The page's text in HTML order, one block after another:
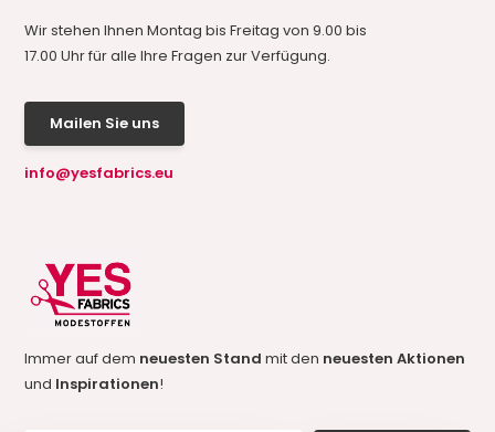
Wir stehen Ihnen Montag bis Freitag von 9.00 bis
17.00 Uhr für alle Ihre Fragen zur Verfügung.
Mailen Sie uns
info@yesfabrics.eu
Immer auf dem neuesten Standmit den neuesten Aktionen
und Inspirationen!